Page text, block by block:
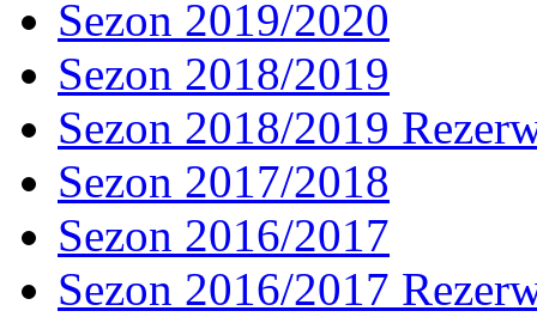
Sezon 2019/2020
Sezon 2018/2019
Sezon 2018/2019
Sezon 2017/2018
Sezon 2016/2017
Sezon 2016/2017